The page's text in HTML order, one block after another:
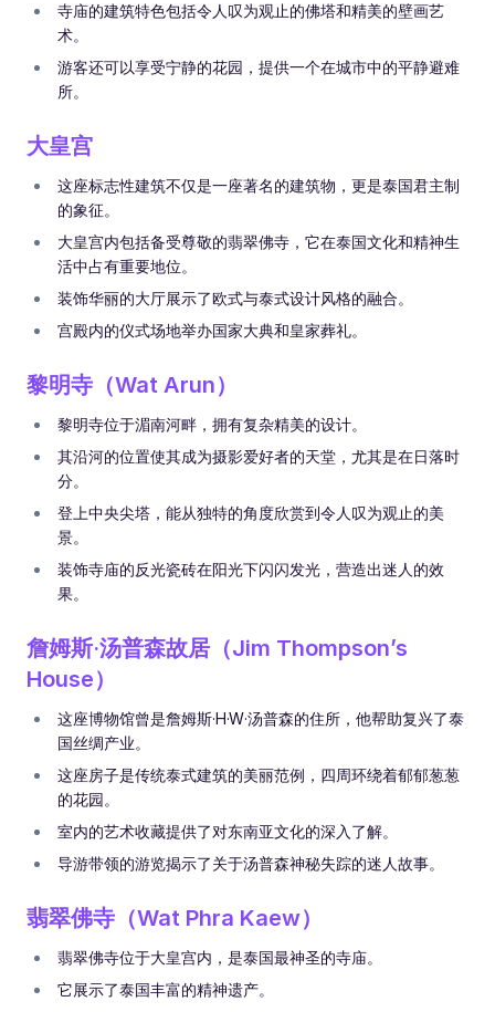
寺庙的建筑特色包括令人叹为观止的佛塔和精美的壁画艺
术。
游客还可以享受宁静的花园，提供一个在城市中的平静避难
所。
大皇宫
这座标志性建筑不仅是一座著名的建筑物，更是泰国君主制
的象征。
大皇宫内包括备受尊敬的翡翠佛寺，它在泰国文化和精神生
活中占有重要地位。
装饰华丽的大厅展示了欧式与泰式设计风格的融合。
宫殿内的仪式场地举办国家大典和皇家葬礼。
黎明寺（Wat Arun）
黎明寺位于湄南河畔，拥有复杂精美的设计。
其沿河的位置使其成为摄影爱好者的天堂，尤其是在日落时
分。
登上中央尖塔，能从独特的角度欣赏到令人叹为观止的美
景。
装饰寺庙的反光瓷砖在阳光下闪闪发光，营造出迷人的效
果。
詹姆斯·汤普森故居（Jim Thompson’s
House）
这座博物馆曾是詹姆斯·H·W·汤普森的住所，他帮助复兴了泰
国丝绸产业。
这座房子是传统泰式建筑的美丽范例，四周环绕着郁郁葱葱
的花园。
室内的艺术收藏提供了对东南亚文化的深入了解。
导游带领的游览揭示了关于汤普森神秘失踪的迷人故事。
翡翠佛寺（Wat Phra Kaew）
翡翠佛寺位于大皇宫内，是泰国最神圣的寺庙。
它展示了泰国丰富的精神遗产。